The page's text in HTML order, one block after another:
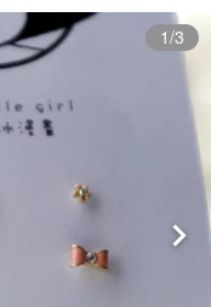
1/3